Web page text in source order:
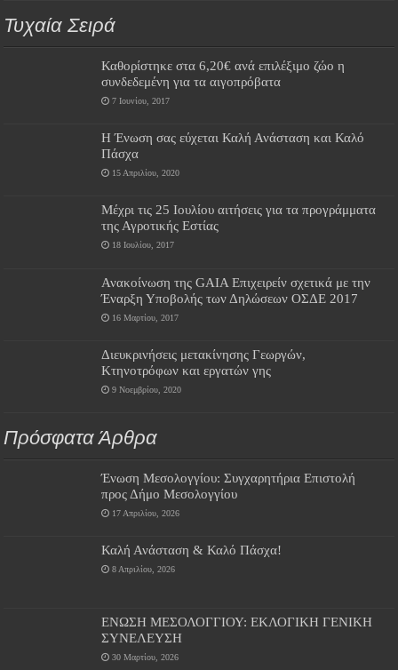
Τυχαία Σειρά
Καθορίστηκε στα 6,20€ ανά επιλέξιμο ζώο η
συνδεδεμένη για τα αιγοπρόβατα
7 Ιουνίου, 2017
Η Ένωση σας εύχεται Καλή Ανάσταση και Καλό
Πάσχα
15 Απριλίου, 2020
Μέχρι τις 25 Ιουλίου αιτήσεις για τα προγράμματα
της Αγροτικής Εστίας
18 Ιουλίου, 2017
Ανακοίνωση της GAIA Επιχειρείν σχετικά με την
Έναρξη Υποβολής των Δηλώσεων ΟΣΔΕ 2017
16 Μαρτίου, 2017
Διευκρινήσεις μετακίνησης Γεωργών,
Κτηνοτρόφων και εργατών γης
9 Νοεμβρίου, 2020
Πρόσφατα Άρθρα
Ένωση Μεσολογγίου: Συγχαρητήρια Επιστολή
προς Δήμο Μεσολογγίου
17 Απριλίου, 2026
Καλή Ανάσταση & Καλό Πάσχα!
8 Απριλίου, 2026
ΕΝΩΣΗ ΜΕΣΟΛΟΓΓΙΟΥ: ΕΚΛΟΓΙΚΗ ΓΕΝΙΚΗ
ΣΥΝΕΛΕΥΣΗ
30 Μαρτίου, 2026